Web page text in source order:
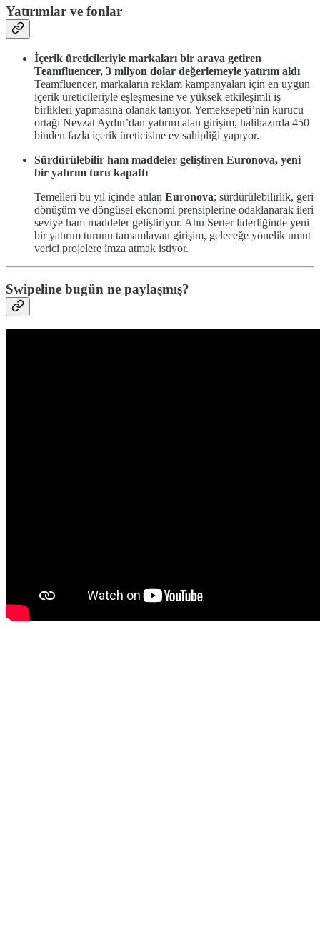
Yatırımlar ve fonlar
İçerik üreticileriyle markaları bir araya getiren
Teamfluencer, 3 milyon dolar değerlemeyle yatırım aldı
Teamfluencer, markaların reklam kampanyaları için en uygun
içerik üreticileriyle eşleşmesine ve yüksek etkileşimli iş
birlikleri yapmasına olanak tanıyor. Yemeksepeti’nin kurucu
ortağı Nevzat Aydın’dan yatırım alan girişim, halihazırda 450
binden fazla içerik üreticisine ev sahipliği yapıyor.
Sürdürülebilir ham maddeler geliştiren Euronova, yeni
bir yatırım turu kapattı
Temelleri bu yıl içinde atılan Euronova; sürdürülebilirlik, geri
dönüşüm ve döngüsel ekonomi prensiplerine odaklanarak ileri
seviye ham maddeler geliştiriyor. Ahu Serter liderliğinde yeni
bir yatırım turunu tamamlayan girişim, geleceğe yönelik umut
verici projelere imza atmak istiyor.
Swipeline bugün ne paylaşmış?